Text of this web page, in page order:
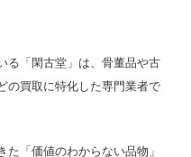
る「閑古堂」は、骨董品や古
の買取に特化した専門業者で
「価値のわからない品物」